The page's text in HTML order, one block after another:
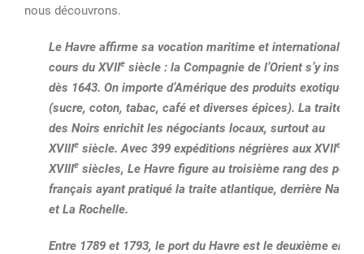
nous découvrons.
Le Havre affirme sa vocation maritime et internationale au
cours du XVIIe siècle : la Compagnie de l’Orient s’y installe
dès 1643. On importe d’Amérique des produits exotiques
(sucre, coton, tabac, café et diverses épices). La traite
des Noirs enrichit les négociants locaux, surtout au
XVIIIe siècle. Avec 399 expéditions négrières auxXVIIe
XVIIIe siècles, Le Havre figure au troisième rang des ports
français ayant pratiqué la traite atlantique, derrière Nantes
et La Rochelle.
Entre 1789 et 1793, le port du Havre est le deuxième en